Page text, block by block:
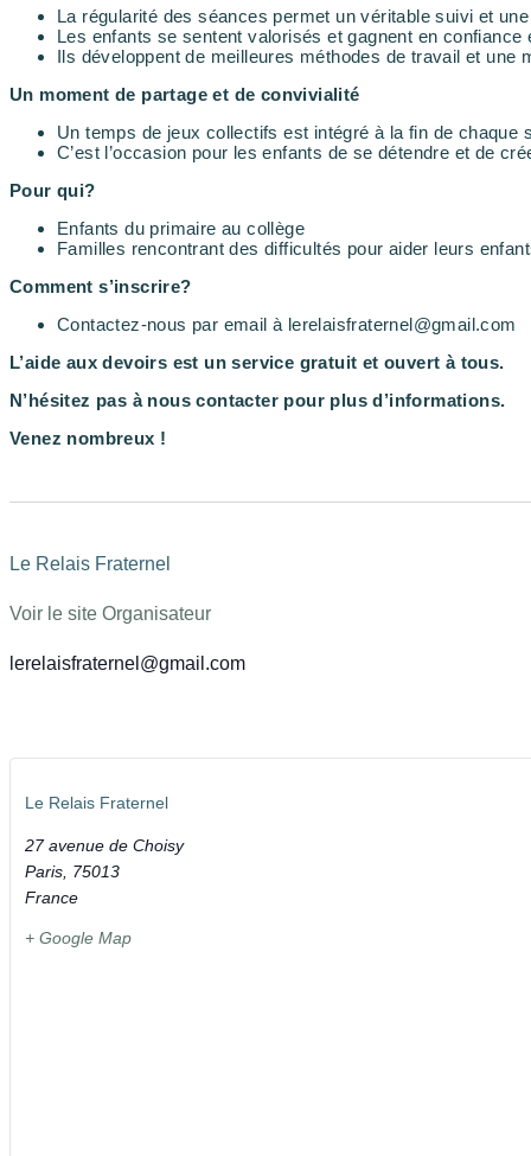
La régularité des séances permet un véritable suivi et
Les enfants se sentent valorisés et gagnent en confiance
Ils développent de meilleures méthodes de travail et une
Un moment de partage et de convivialité
Un temps de jeux collectifs est intégré à la fin de chaque
C’est l’occasion pour les enfants de se détendre et de
Pour qui?
Enfants du primaire au collège
Familles rencontrant des difficultés pour aider leurs
Comment s’inscrire?
Contactez-nous par email à lerelaisfraternel@gmail.com
L’aide aux devoirs est un service gratuit et ouvert à tous.
N’hésitez pas à nous contacter pour plus d’informations.
Venez nombreux !
Le Relais Fraternel
Voir le site Organisateur
lerelaisfraternel@gmail.com
Le Relais Fraternel
27 avenue de Choisy
Paris 75013
France
+ Google Map